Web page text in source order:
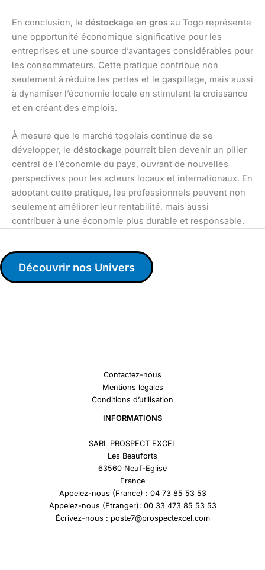
En conclusion, le déstockage en gros au Togo représente
une opportunité économique significative pour les
entreprises et une source d’avantages considérables pour
les consommateurs. Cette pratique contribue non
seulement à réduire les pertes et le gaspillage, mais aussi
à dynamiser l’économie locale en stimulant la croissance
et en créant des emplois.
À mesure que le marché togolais continue de se
développer, le déstockage pourrait bien devenir un pilier
central de l’économie du pays, ouvrant de nouvelles
perspectives pour les acteurs locaux et internationaux. En
adoptant cette pratique, les professionnels peuvent non
seulement améliorer leur rentabilité, mais aussi
contribuer à une économie plus durable et responsable.
Découvrir nos Univers
Contactez-nous
Mentions légales
Conditions d’utilisation
INFORMATIONS
SARL PROSPECT EXCEL
Les Beauforts
63560 Neuf-Eglise
France
Appelez-nous (France) : 04 73 85 53 53
Appelez-nous (Etranger): 00 33 473 85 53 53
Écrivez-nous : poste7@prospectexcel.com